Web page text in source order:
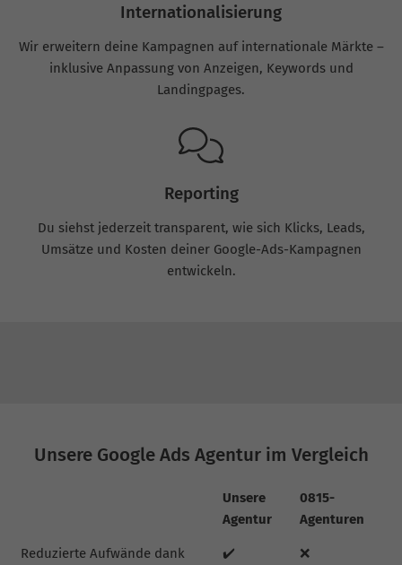
Internationalisierung
Wir erweitern deine Kampagnen auf internationale Märkte –
inklusive Anpassung von Anzeigen, Keywords und
Landingpages.
Reporting
Du siehst jederzeit transparent, wie sich Klicks, Leads,
Umsätze und Kosten deiner Google-Ads-Kampagnen
entwickeln.
Unsere Google Ads Agentur im Vergleich
Unsere
Agentur
0815-
Agenturen
Reduzierte Aufwände dank
✔️ ❌